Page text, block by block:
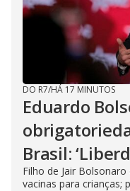
DO R7/HÁ 17 MINUTOS
Eduardo
Brasil:
Filho de Jair
vacinas para crianças;